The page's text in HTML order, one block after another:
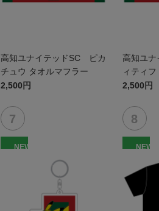
高知ユナイテッドSC ピカ
チュウ タオルマフラー
2,500円
高知ユ
ィティ
2,500円
NEW NEW